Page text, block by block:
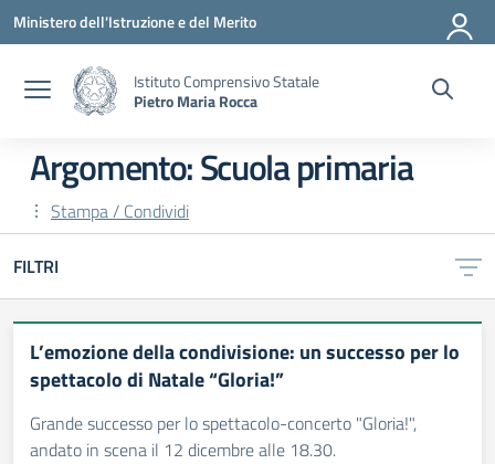
Vai ai contenuti
Vai al menu di navigazione
Vai al footer
Ministero dell'Istruzione e del Merito
Istituto Comprensivo Statale
Pietro Maria Rocca
Argomento: Scuola primaria
Stampa / Condividi
FILTRI
L’emozione della condivisione: un successo per lo
spettacolo di Natale “Gloria!”
Grande successo per lo spettacolo-concerto "Gloria!",
andato in scena il 12 dicembre alle 18.30.